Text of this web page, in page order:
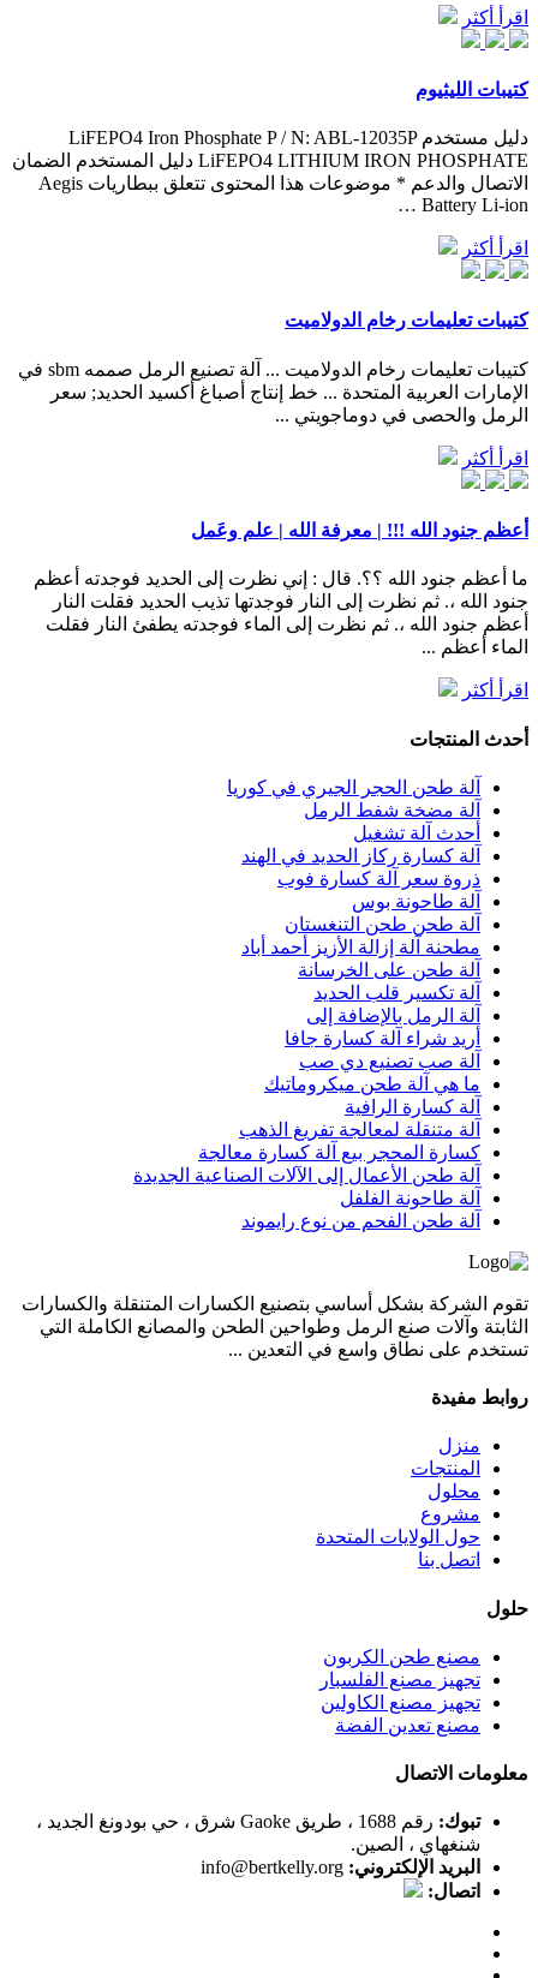
اقرأ أكثر
كتيبات الليثيوم
دليل مستخدم LiFEPO4 Iron Phosphate P / N: ABL-12035P
LiFEPO4 LITHIUM IRON PHOSPHATE دليل المستخدم الضمان
الاتصال والدعم * موضوعات هذا المحتوى تتعلق ببطاريات Aegis
Battery Li-ion …
اقرأ أكثر
كتيبات تعليمات رخام الدولاميت
كتيبات تعليمات رخام الدولاميت ... آلة تصنيع الرمل صممه sbm في
الإمارات العربية المتحدة ... خط إنتاج أصباغ أكسيد الحديد; سعر
الرمل والحصى في دوماجويتي ...
اقرأ أكثر
أعظم جنود الله !!! | معرفة الله | علم وعَمل
ما أعظم جنود الله ؟؟. قال : إني نظرت إلى الحديد فوجدته أعظم
جنود الله ،. ثم نظرت إلى النار فوجدتها تذيب الحديد فقلت النار
أعظم جنود الله ،. ثم نظرت إلى الماء فوجدته يطفئ النار فقلت
الماء أعظم ...
اقرأ أكثر
أحدث المنتجات
آلة طحن الحجر الجيري في كوريا
آلة مضخة شفط الرمل
أحدث آلة تشغيل
آلة كسارة ركاز الحديد في الهند
ذروة سعر آلة كسارة فوب
آلة طاحونة بوس
آلة طحن طحن التنغستان
مطحنة آلة إزالة الأزيز أحمد أباد
آلة طحن على الخرسانة
آلة تكسير قلب الحديد
آلة الرمل بالإضافة إلى
أريد شراء آلة كسارة جافا
آلة صب تصنيع دي صب
ما هي آلة طحن ميكروماتيك
آلة كسارة الرافية
آلة متنقلة لمعالجة تفريغ الذهب
كسارة المحجر بيع آلة كسارة معالجة
آلة طحن الأعمال إلى الآلات الصناعية الجديدة
آلة طاحونة الفلفل
آلة طحن الفحم من نوع رايموند
تقوم الشركة بشكل أساسي بتصنيع الكسارات المتنقلة والكسارات
الثابتة وآلات صنع الرمل وطواحين الطحن والمصانع الكاملة التي
تستخدم على نطاق واسع في التعدين ...
روابط مفيدة
منزل
المنتجات
محلول
مشروع
حول الولايات المتحدة
اتصل بنا
حلول
مصنع طحن الكربون
تجهيز مصنع الفلسبار
تجهيز مصنع الكاولين
مصنع تعدين الفضة
معلومات الاتصال
تبوك:
رقم 1688 ، طريق Gaoke شرق ، حي بودونغ الجديد ،
شنغهاي ، الصين.
البريد الإلكتروني: info@bertkelly.org
اتصال: